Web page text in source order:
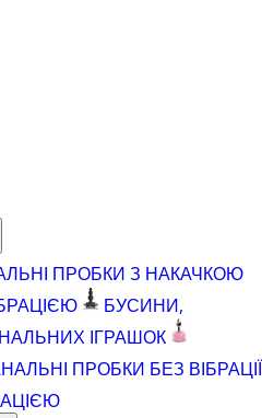
ПРОБКИ З НАКАЧКОЮ
БУСИНИ,
ІГРАШОК
ПРОБКИ БЕЗ ВІБРАЦІЇ